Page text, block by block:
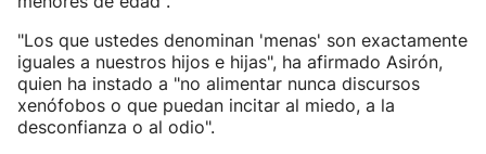
"Los que ustedes denominan 'menas' son exactamente
iguales a nuestros hijos e hijas", ha afirmado Asirón,
quien ha instado a "no alimentar nunca discursos
xenófobos o que puedan incitar al miedo, a la
desconfianza o al odio".